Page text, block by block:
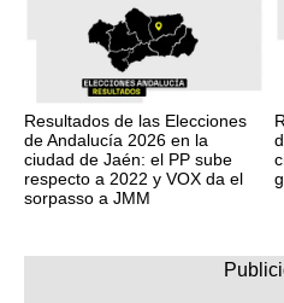
Resultados de las Elecciones
de Andalucía 2026 en la
ciudad de Jaén: el PP sube
respecto a 2022 y VOX da el
sorpasso a JMM